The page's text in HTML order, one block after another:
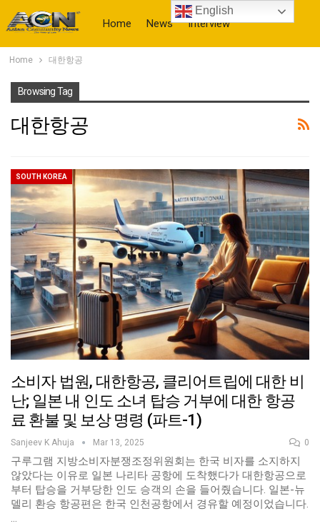
Home News Interview
Home 대한항공
Browsing Tag
대한항공
SOUTH KOREA
소비자 법원, 대한항공, 클리어트립에 대한 비
난; 일본 내 인도 소녀 탑승 거부에 대한 항공
료 환불 및 보상 명령 (파트-1)
Sanjeev K Ahuja Mar 13, 2025 0
구루그램 지방소비자분쟁조정위원회는 한국 비자를 소지하지
않았다는 이유로 일본 나리타 공항에 도착했다가 대한항공으로
부터 탑승을 거부당한 인도 승객의 손을 들어줬습니다. 일본-뉴
델리 환승 항공편은 한국 인천공항에서 경유할 예정이었습니다.
…
English